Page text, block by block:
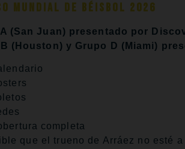
Mundial de Béisbol 2026
(San Juan) presentado por
(Houston) y Grupo D (Miami)
completa
que el trueno de Arráez no esté